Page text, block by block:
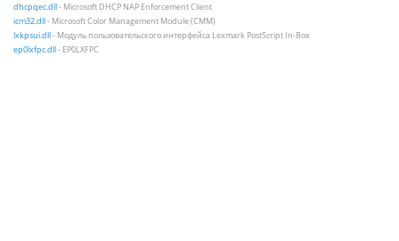
dhcpqec.dll- Microsoft DHCP NAP Enforcement Client
icm32.dll- Microsoft Color Management Module (CMM)
lxkpsui.dll- Модуль пользовательского интерфейса Lexmark PostScript In-Box
ep0lxfpc.dll- EP0LXFPC